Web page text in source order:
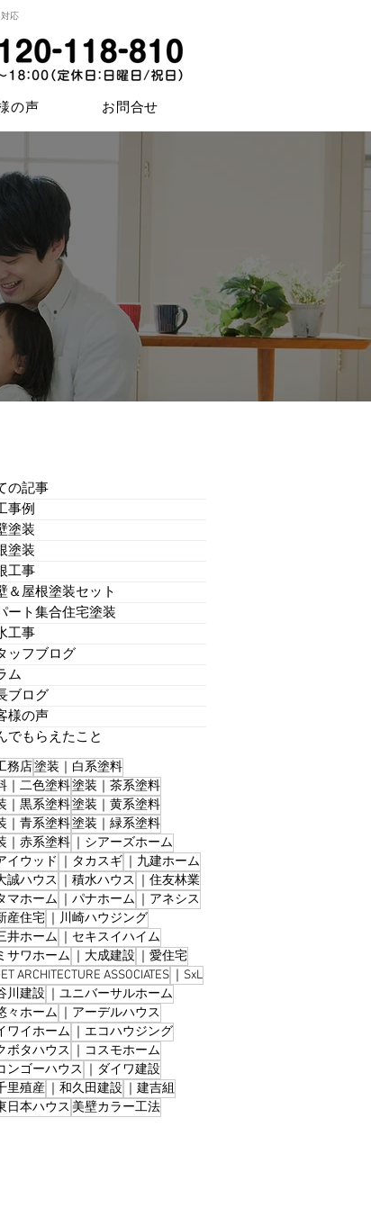
応
の声 お問合せ
の記事
事例
塗装
塗装
工事
＆屋根塗装セット
ート集合住宅塗装
工事
ッフブログ
ム
ブログ
様の声
でもらえたこと
務店塗装｜白系塗料
｜二色塗料塗装｜茶系塗料
｜黒系塗料塗装｜黄系塗料
｜青系塗料塗装｜緑系塗料
｜赤系塗料
｜シアーズホーム
イウッド
｜タカスギ
｜九建ホーム
誠ハウス
｜積水ハウス
｜住友林業
マホーム
｜パナホーム
｜アネシス
産住宅
｜川崎ハウジング
井ホーム
｜セキスイハイム
サワホーム
｜大成建設
｜愛住宅
ARCHITECTURE ASSOCIATES
｜SxL
川建設
｜ユニバーサルホーム
々ホーム
｜アーデルハウス
ワイホーム
｜エコハウジング
ボタハウス
｜コスモホーム
ンゴーハウス
｜ダイワ建設
里殖産
｜和久田建設
｜建吉組
日本ハウス 美壁カラー工法